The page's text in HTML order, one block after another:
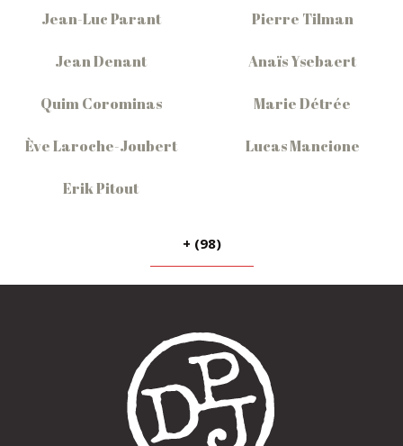
Jean-Luc Parant Pierre Tilman
Jean Denant Anaïs Ysebaert
Quim Corominas Marie Détrée
Ève Laroche-Joubert Lucas Mancione
Erik Pitout
+ (98)